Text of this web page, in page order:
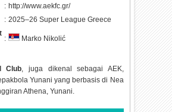
: http://www.aekfc.gr/
: 2025–26 Super League Greece
: Marko Nikolić
Club, juga dikenal sebagai AEK,
Yunani yang berbasis di Nea
Athena, Yunani.